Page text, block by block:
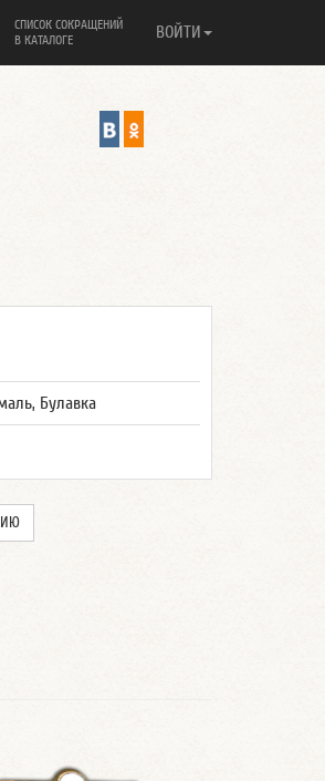
СПИСОК СОКРАЩЕНИЙ
В КАТАЛОГЕ
ВОЙТИ
Булавка